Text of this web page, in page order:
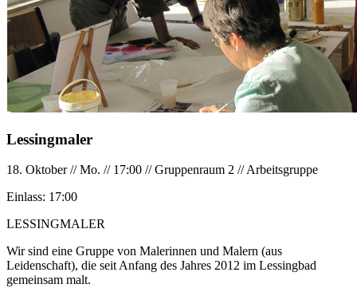
Lessingmaler
18. Oktober//Mo. // 17:00 //Gruppenraum 2 //Arbeitsgruppe
Einlass: 17:00
LESSINGMALER
Wir sind eine Gruppe von Malerinnen und Malern (aus
Leidenschaft), die seit Anfang des Jahres 2012 im Lessingbad
gemeinsam malt.